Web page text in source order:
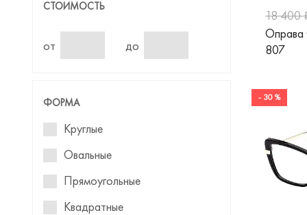
Baldinini
BMW
Boss
Boss Orange
Bulget
СТОИМОСТЬ
от до
ФОРМА
Круглые
Овальные
Прямоугольные
Квадратные
18 400
Оправа
807
- 30 %